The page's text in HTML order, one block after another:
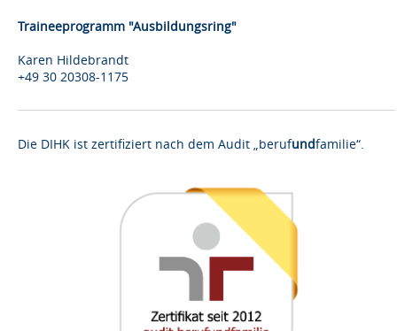
Traineeprogramm "Ausbildungsring"
Karen Hildebrandt
+49 30 20308-1175
Die DIHK ist zertifiziert nach dem Audit „berufundfamilie“.